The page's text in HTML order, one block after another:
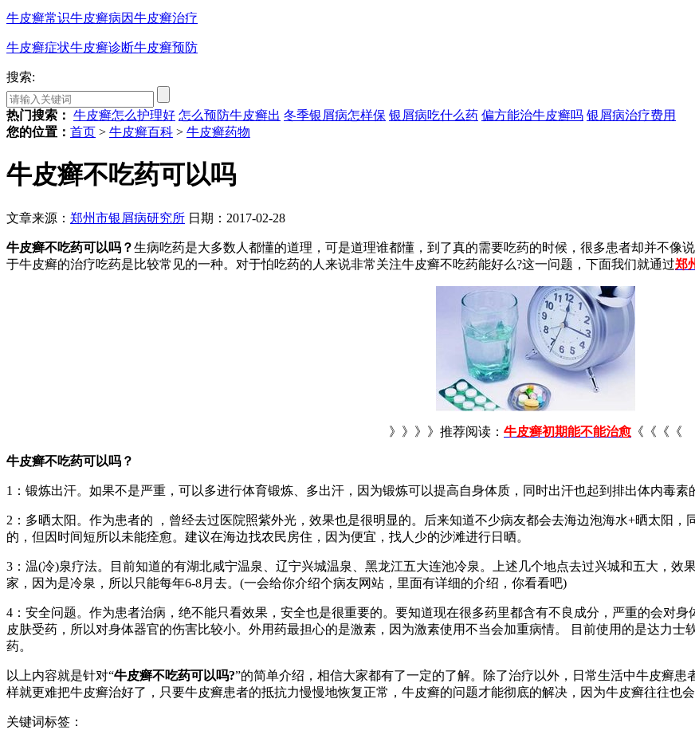
牛皮癣常识牛皮癣病因牛皮癣治疗
牛皮癣症状牛皮癣诊断牛皮癣预防
搜索:
热门搜索： 牛皮癣怎么护理好 怎么预防牛皮癣出 冬季银屑病怎样保 银屑病吃什么药 偏方能治牛皮癣吗 银屑病治疗费用
您的位置： 首页 > 牛皮癣百科 > 牛皮癣药物
牛皮癣不吃药可以吗
文章来源： 郑州市银屑病研究所 日期：2017-02-28
牛皮癣不吃药可以吗？生病吃药是大多数人都懂的道理，可是道理谁都懂，到了真的需要吃药的时候，很多患者却并不像
于牛皮癣的治疗吃药是比较常见的一种。对于怕吃药的人来说非常关注牛皮癣不吃药能好么?这一问题，下面我们就通过郑
》》》》推荐阅读： 牛皮癣初期能不能治愈 《《《《
牛皮癣不吃药可以吗？
1：锻炼出汗。如果不是严重，可以多进行体育锻炼、多出汗，因为锻炼可以提高自身体质，同时出汗也起到排出体内毒素
2：多晒太阳。作为患者的 ，曾经去过医院照紫外光，效果也是很明显的。后来知道不少病友都会去海边泡海水+晒太阳
的，但因时间短所以未能痊愈。建议在海边找农民房住，因为便宜，找人少的沙滩进行日晒。
3：温(冷)泉疗法。目前知道的有湖北咸宁温泉、辽宁兴城温泉、黑龙江五大连池冷泉。上述几个地点去过兴城和五大，效
家，因为是冷泉，所以只能每年6-8月去。(一会给你介绍个病友网站，里面有详细的介绍，你看看吧)
4：安全问题。作为患者治病，绝不能只看效果，安全也是很重要的。要知道现在很多药里都含有不良成分，严重的会对
皮肤受药，所以对身体器官的伤害比较小。外用药最担心的是激素，因为激素使用不当会加重病情。 目前使用的是达力士
药。
以上内容就是针对“牛皮癣不吃药可以吗?”的简单介绍，相信大家都有了一定的了解。除了治疗以外，日常生活中牛皮癣
样就更难把牛皮癣治好了，只要牛皮癣患者的抵抗力慢慢地恢复正常，牛皮癣的问题才能彻底的解决，因为牛皮癣往往也会
关键词标签：